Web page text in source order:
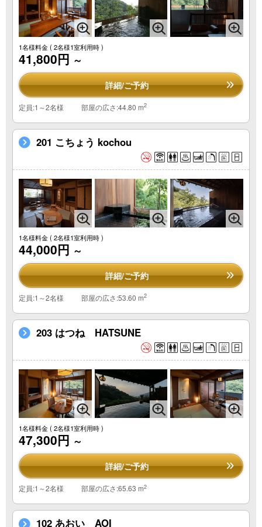
1名様料金( 2名様1室利用時 )
41,800円 ～
詳細/ご予約
定員:1～2名様 部屋の広さ:44.80 m2
201 こちょう kochou
1名様料金( 2名様1室利用時 )
44,000円 ～
詳細/ご予約
定員:1～2名様 部屋の広さ:53.60 m2
203 はつね HATSUNE
1名様料金( 2名様1室利用時 )
47,300円 ～
詳細/ご予約
定員:1～2名様 部屋の広さ:65.63 m2
102 あおい AOI